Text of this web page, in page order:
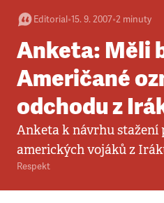
Editorial •15. 9. 2007•2 minuty
Anketa: Měli
Američané
odchodu z
Anketa k návrhu stažení
amerických vojáků z
Respekt